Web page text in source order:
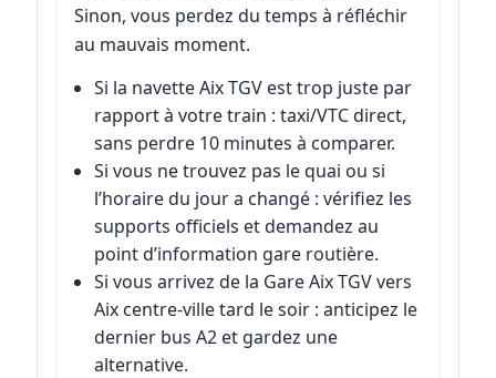
Sinon, vous perdez du temps à réfléchir
au mauvais moment.
Si la navette Aix TGV est trop juste par
rapport à votre train : taxi/VTC direct,
sans perdre 10 minutes à comparer.
Si vous ne trouvez pas le quai ou si
l’horaire du jour a changé : vérifiez les
supports officiels et demandez au
point d’information gare routière.
Si vous arrivez de la Gare Aix TGV vers
Aix centre-ville tard le soir : anticipez le
dernier bus A2 et gardez une
alternative.